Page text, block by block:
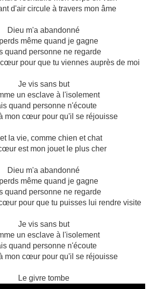
d'air circule à travers mon âme
Dieu m'a abandonné
même quand je gagne
quand personne ne regarde
pour que tu viennes auprès de moi
Je vis sans but
un esclave à l'isolement
quand personne n'écoute
mon cœur pour qu'il se réjouisse
la vie, comme chien et chat
est mon jouet le plus cher
Dieu m'a abandonné
même quand je gagne
quand personne ne regarde
pour que tu puisses lui rendre visite
Je vis sans but
un esclave à l'isolement
quand personne n'écoute
mon cœur pour qu'il se réjouisse
Le givre tombe